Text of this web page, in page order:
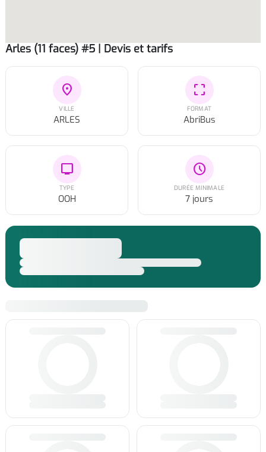
Arles (11 faces) #5 | Devis et tarifs
location_on
VILLE
ARLES
crop_free
FORMAT
AbriBus
tv
TYPE
OOH
schedule
DURÉE MINIMALE
7 jours